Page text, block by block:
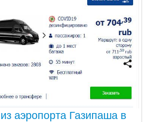
аэропорта Газипаша в